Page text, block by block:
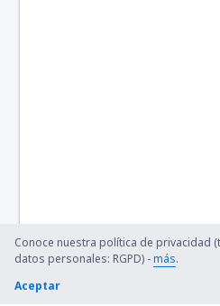
Conoce nuestra política de privacidad
datos personales: RGPD) -más.
Aceptar